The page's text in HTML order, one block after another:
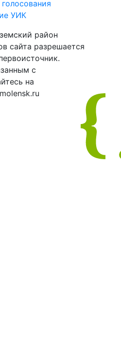
УИК
район
сайта разрешается
с
на